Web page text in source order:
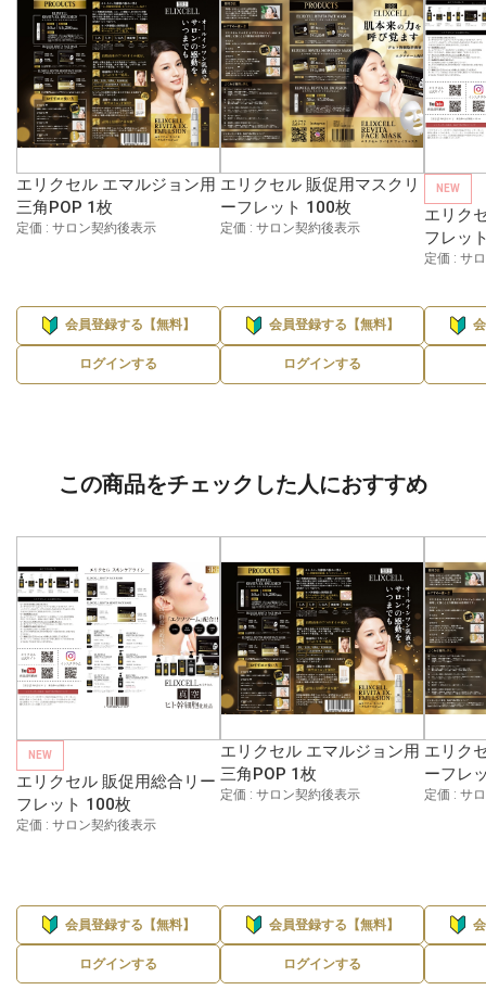
エリクセル エマルジョン用
三角POP 1枚
定価 : サロン契約後表示
会員登録する【無料】
ログインする
エリクセル 販促用マスクリ
ーフレット 100枚
定価 : サロン契約後表示
会員登録する【無料】
ログインする
NEW
エリク
フレッ
定価 : サ
この商品をチェックした人におすすめ
NEW
エリクセル 販促用総合リー
フレット 100枚
定価 : サロン契約後表示
会員登録する【無料】
ログインする
エリクセル エマルジョン用
三角POP 1枚
定価 : サロン契約後表示
会員登録する【無料】
ログインする
エリク
ーフレ
定価 : サ